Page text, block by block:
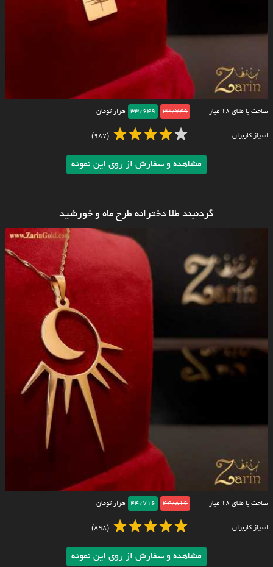
ساخت با طلای ۱۸ عیار 33/749
33/649 هزار تومان
امتیاز کاربران (987)
مشاهده و سفارش از روی این نمونه
گردنبند طلا دخترانه طرح ماه و خورشید
ساخت با طلای ۱۸ عیار 44/816
44/716 هزار تومان
امتیاز کاربران (898)
مشاهده و سفارش از روی این نمونه